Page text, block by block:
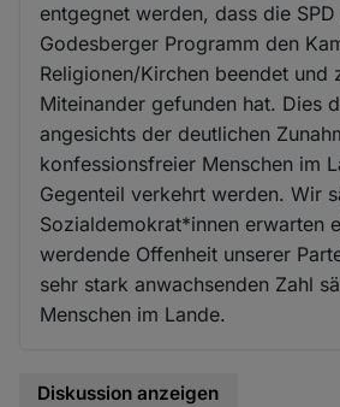
entgegnet werden, dass die
Godesberger Programm den
Religionen/Kirchen beendet und
Miteinander gefunden hat. Dies
angesichts der deutlichen
konfessionsfreier Menschen im
Gegenteil verkehrt werden. Wir
Sozialdemokrat*innen erwarten
werdende Offenheit unserer
sehr stark anwachsenden Zahl
Menschen im Lande.
Diskussion anzeigen